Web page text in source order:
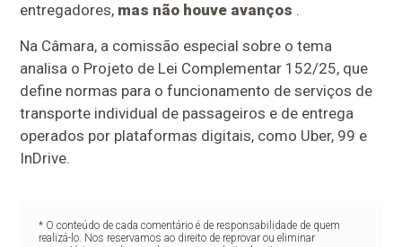
entregadores, mas não houve avanços .
Na Câmara, a comissão especial sobre o tema
analisa o Projeto de Lei Complementar 152/25, que
define normas para o funcionamento de serviços de
transporte individual de passageiros e de entrega
operados por plataformas digitais, como Uber, 99 e
InDrive.
* O conteúdo de cada comentário é de responsabilidade de quem
realizá-lo. Nos reservamos ao direito de reprovar ou eliminar